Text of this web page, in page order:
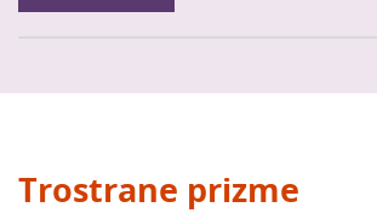
Trostrane prizme